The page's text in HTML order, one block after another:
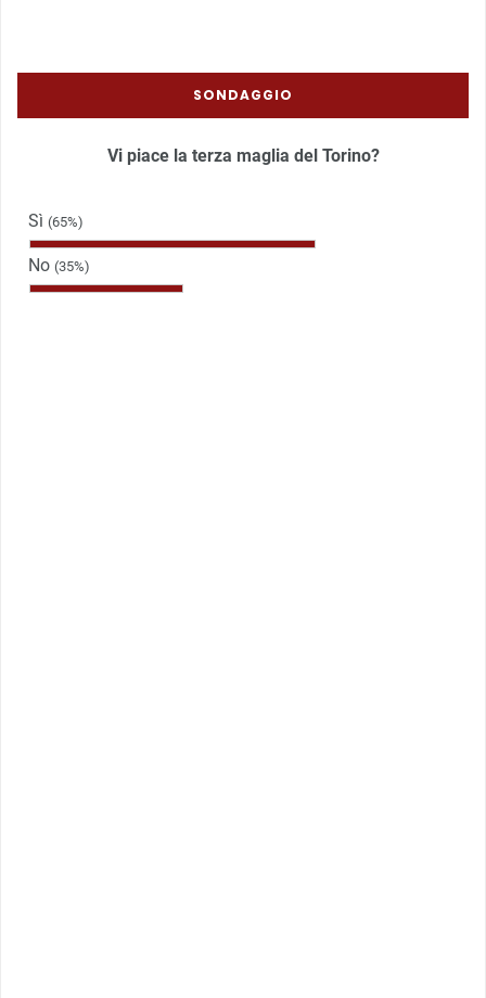
SONDAGGIO
Vi piace la terza maglia del Torino?
Sì (65%)
No (35%)